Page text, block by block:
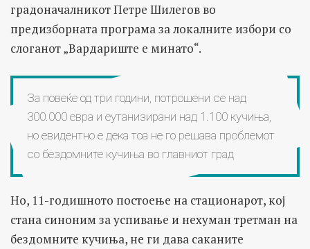
градоначалникот Петре Шилегов во
предизборната програма за локалните избори со
слоганот „Вардариште е минато“.
За повеќе од три години, потрошени се над
300.000 евра и еутанизирани над 1.100 кучиња,
но евидентно е дека тоа не го решава проблемот
со бездомните кучиња во главниот град
Но, 11-годишното постоење на стационарот, кој
стана синоним за успивање и нехуман третман на
бездомните кучиња, не ги дава саканите